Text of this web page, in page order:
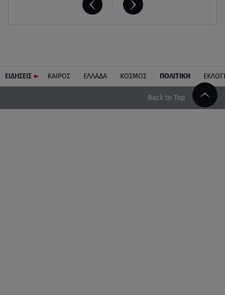
ΕΙΔΗΣΕΙΣ ΚΑΙΡΟΣ ΕΛΛΑΔΑ ΚΟΣΜΟΣ ΠΟΛΙΤΙΚΗ
Back to Top